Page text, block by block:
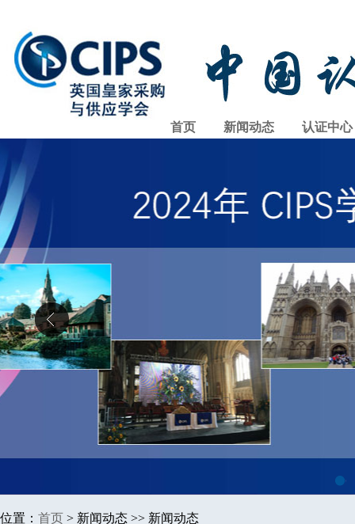
首页 新闻动态 认证中心
1
位置： 首页 > 新闻动态 >> 新闻动态